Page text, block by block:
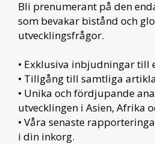
Bli prenumerant på den
som bevakar bistånd och
utvecklingsfrågor.
• Exklusiva inbjudningar till
• Tillgång till samtliga
• Unika och fördjupande
utvecklingen i Asien, Afrika
• Våra senaste
i din inkorg.